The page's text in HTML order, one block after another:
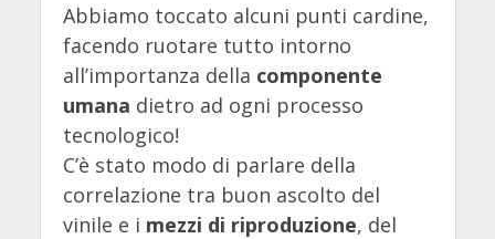
Abbiamo toccato alcuni punti cardine,
facendo ruotare tutto intorno
all’importanza della componente
umana dietro ad ogni processo
tecnologico!
C’è stato modo di parlare della
correlazione tra buon ascolto del
vinile e i mezzi di riproduzione, del